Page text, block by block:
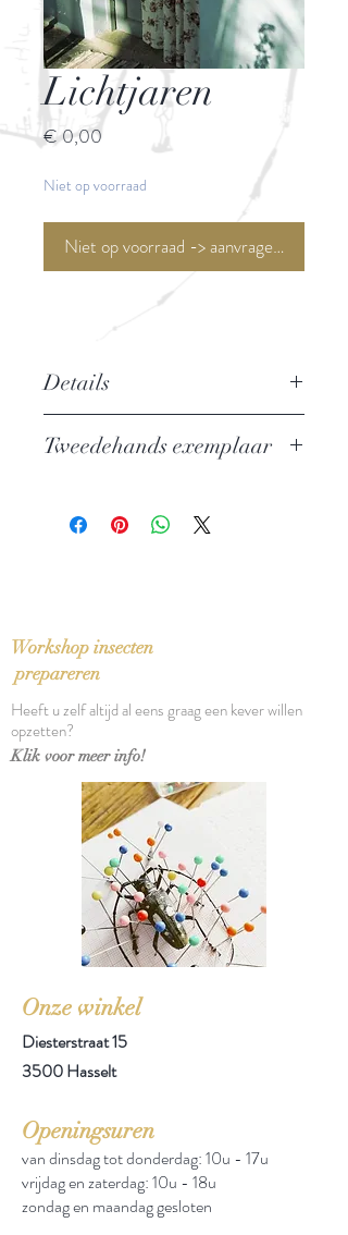
Lichtjaren
€ 0,00Prijs
Niet op voorraad
Niet op voorraad -> aanvragen <-
Details
Uitgever: De Bezige Bij
Bindwijze: Paperback
Tweedehands exemplaar
Workshop insecten
prepareren
Heeft u zelf altijd al eens graag een kever willen
opzetten?
Klik voor meer info!
Onze winkel
Diesterstraat 15
3500 Hasselt
Openingsuren
van dinsdag tot donderdag: 10u - 17u
vrijdag en zaterdag: 10u - 18u
zondag en maandag gesloten